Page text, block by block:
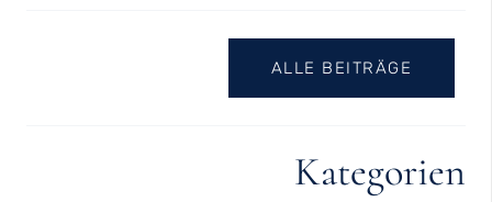
ALLE BEITRÄGE
Kategorien